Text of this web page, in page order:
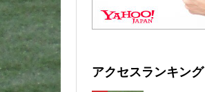
アクセスランキング